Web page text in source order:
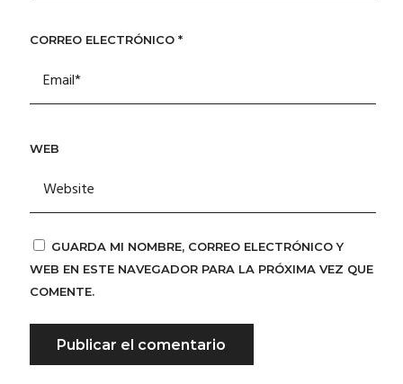
CORREO ELECTRÓNICO *
WEB
GUARDA MI NOMBRE, CORREO ELECTRÓNICO Y
WEB EN ESTE NAVEGADOR PARA LA PRÓXIMA VEZ QUE
COMENTE.